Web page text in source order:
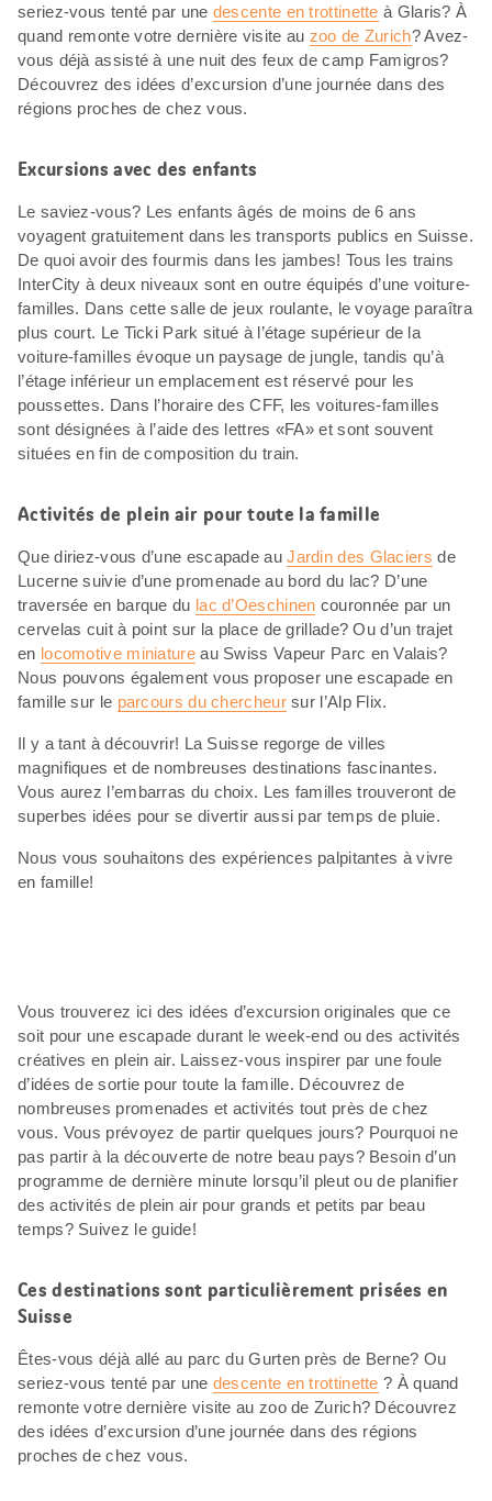
seriez-vous tenté par une descente en trottinette à Glaris? À
quand remonte votre dernière visite au zoo de Zurich? Avez-
vous déjà assisté à une nuit des feux de camp Famigros?
Découvrez des idées d’excursion d’une journée dans des
régions proches de chez vous.
Excursions avec des enfants
Le saviez-vous? Les enfants âgés de moins de 6 ans
voyagent gratuitement dans les transports publics en Suisse.
De quoi avoir des fourmis dans les jambes! Tous les trains
InterCity à deux niveaux sont en outre équipés d’une voiture-
familles. Dans cette salle de jeux roulante, le voyage paraîtra
plus court. Le Ticki Park situé à l’étage supérieur de la
voiture-familles évoque un paysage de jungle, tandis qu’à
l’étage inférieur un emplacement est réservé pour les
poussettes. Dans l’horaire des CFF, les voitures-familles
sont désignées à l’aide des lettres «FA» et sont souvent
situées en fin de composition du train.
Activités de plein air pour toute la famille
Que diriez-vous d’une escapade auJardin des Glaciers de
Lucerne suivie d’une promenade au bord du lac? D’une
traversée en barque du lac d’Oeschinen couronnée par un
cervelas cuit à point sur la place de grillade? Ou d’un trajet
en locomotive miniatureau Swiss Vapeur Parc en Valais?
Nous pouvons également vous proposer une escapade en
famille sur le parcours du chercheursur l’Alp Flix.
Il y a tant à découvrir! La Suisse regorge de villes
magnifiques et de nombreuses destinations fascinantes.
Vous aurez l’embarras du choix. Les familles trouveront de
superbes idées pour se divertir aussi par temps de pluie.
Nous vous souhaitons des expériences palpitantes à vivre
en famille!
Vous trouverez ici des idées d’excursion originales que ce
soit pour une escapade durant le week-end ou des activités
créatives en plein air. Laissez-vous inspirer par une foule
d’idées de sortie pour toute la famille. Découvrez de
nombreuses promenades et activités tout près de chez
vous. Vous prévoyez de partir quelques jours? Pourquoi ne
pas partir à la découverte de notre beau pays? Besoin d’un
programme de dernière minute lorsqu’il pleut ou de planifier
des activités de plein air pour grands et petits par beau
temps? Suivez le guide!
Ces destinations sont particulièrement prisées en
Suisse
Êtes-vous déjà allé au parc du Gurten près de Berne? Ou
seriez-vous tenté par une descente en trottinette ? À quand
remonte votre dernière visite au zoo de Zurich? Découvrez
des idées d’excursion d’une journée dans des régions
proches de chez vous.